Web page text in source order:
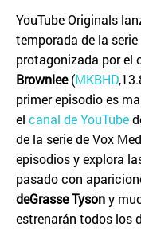
YouTube Originals
temporada de la
protagonizada por el
Brownlee(MKBHD
primer episodio es
el canal de YouTube
de la serie de Vox
episodios y explora
pasado con
deGrasse Tysony
estrenarán todos los